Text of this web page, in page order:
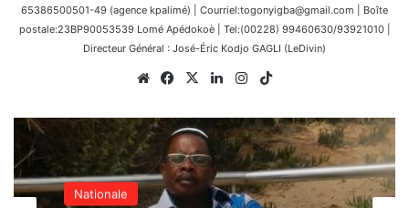
65386500501-49 (agence kpalimé) | Courriel:togonyigba@gmail.com | Boîte
postale:23BP90053539 Lomé Apédokoè | Tel:(00228) 99460630/93921010 |
Directeur Général : José-Éric Kodjo GAGLI (LeDivin)
WebsiteFacebook
X LinkedinInstagram
Afrique